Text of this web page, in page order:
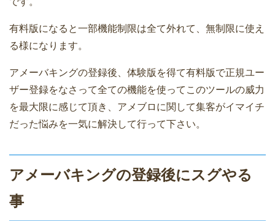
有料版になると一部機能制限は全て外れて、無制限に使え
る様になります。
アメーバキングの登録後、体験版を得て有料版で正規ユー
ザー登録をなさって全ての機能を使ってこのツールの威力
を最大限に感じて頂き、アメブロに関して集客がイマイチ
だった悩みを一気に解決して行って下さい。
アメーバキングの登録後にスグやる
事